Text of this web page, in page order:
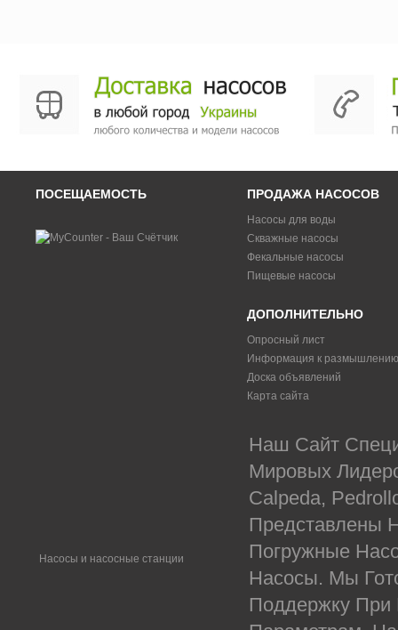
ПОСЕЩАЕМОСТЬ ПРОДАЖА НАСОСОВ
Насосы для воды
Скважные насосы
Фекальные насосы
Пищевые насосы
ДОПОЛНИТЕЛЬНО
Опросный лист
Информация к размышлению
Доска объявлений
Карта сайта
Насосы и насосные станции
Наш Сайт
Мировых
Calpeda,
Представлены
Погружные
Насосы. Мы
Поддержку